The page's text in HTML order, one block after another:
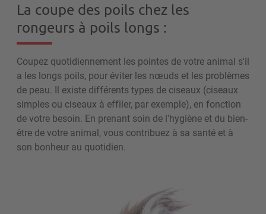
La coupe des poils chez les
rongeurs à poils longs :
Coupez quotidiennement les pointes de votre animal s'il
a les longs poils, pour éviter les nœuds et les problèmes
de peau. Il existe différents types de ciseaux (ciseaux
simples ou ciseaux à effiler, par exemple), en fonction
de votre besoin. En prenant soin de l'hygiène et du bien-
être de votre animal, vous contribuez à sa santé et à
son bonheur au quotidien.